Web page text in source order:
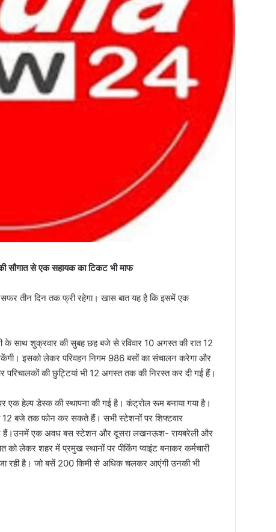
सौगात से एक सहायक का टिकट भी माफ
सफर तीन दिन तक फ्री रहेगा। खास बात यह है कि इसमें एक
के साथ शुक्रवार की सुबह छह बजे से रविवार 10 अगस्त की रात 12
इसको लेकर परिवहन निगम 986 बसों का संचालन करेगा और
की छुट्टियां भी 12 अगस्त तक की निरस्त कर दी गईं हैं।
एक हेल्प डेस्क की स्थापना की गई है। कंट्रोल रूम बनाया गया है।
बजे तक फोन कर सकते हैं। सभी स्टेशनों पर शिफ्टवार
गए हैं।उनमें एक अवध बस स्टेशन और दूसरा लखनऊश- रायबरेली और
लेकर शहर में प्रमुख स्थानों पर पीकिंग प्वाइंट बनाकर कर्मचारी
रही है। जो बसें 200 किमी से अधिक चलकर आएंगी उनकी भी